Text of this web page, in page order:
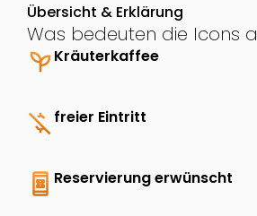
Übersicht & Erklärung
Was bedeuten die Icons
psychiatryKräuterkaffee
money_off freier Eintritt
book_online Reservierung erwünscht